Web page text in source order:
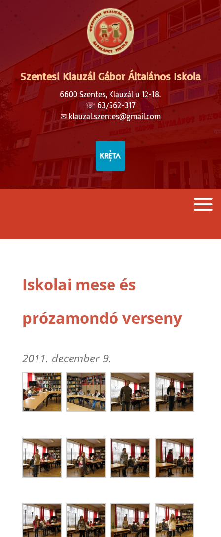
Szentesi Klauzál Gábor Általános Iskola
6600 Szentes, Klauzál u 12-18.
☏ 63/562-317
✉︎klauzal.szentes@gmail.com
Iskolai mese és
prózamondó verseny
2011. december 9.